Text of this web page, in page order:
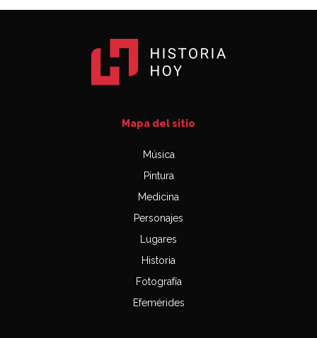
Mapa del sitio
Música
Pintura
Medicina
Personajes
Lugares
Historia
Fotografía
Efemérides